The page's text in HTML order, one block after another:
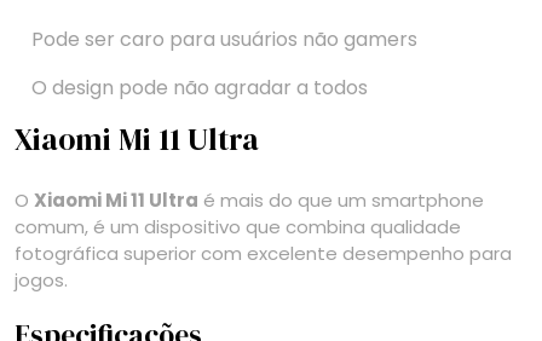
Pode ser caro para usuários não gamers
O design pode não agradar a todos
Xiaomi Mi 11 Ultra
O Xiaomi Mi 11 Ultra é mais do que um smartphone
comum, é um dispositivo que combina qualidade
fotográfica superior com excelente desempenho para
jogos.